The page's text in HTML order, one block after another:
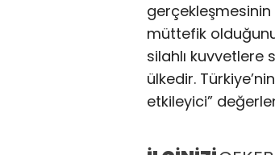
gerçekleşmesinin
müttefik
silahlı kuvvetlere
ülkedir.
etkileyici”